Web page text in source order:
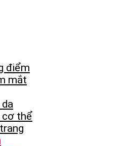
điểm
mắt
cơ thể